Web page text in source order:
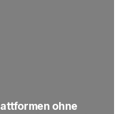
ohne